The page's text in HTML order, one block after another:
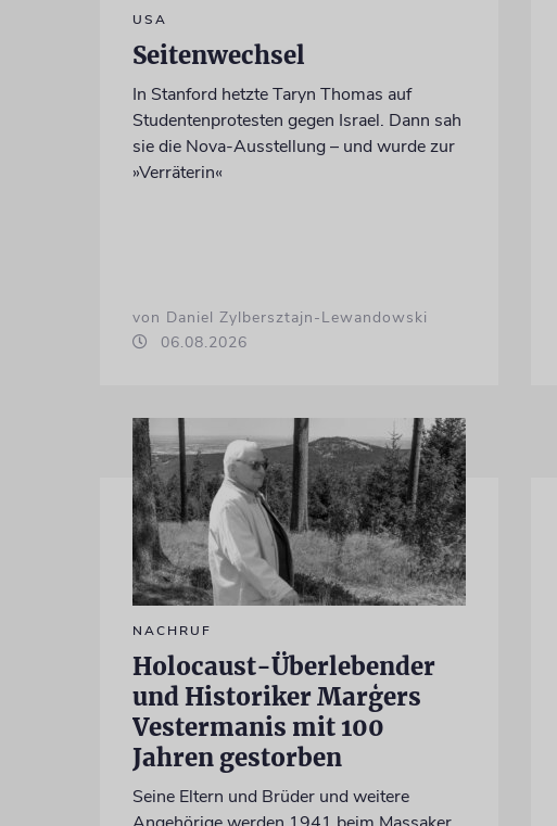
USA
Seitenwechsel
In Stanford hetzte Taryn Thomas auf
Studentenprotesten gegen Israel. Dann sah
sie die Nova-Ausstellung – und wurde zur
»Verräterin«
von Daniel Zylbersztajn-Lewandowski
06.08.2026
NACHRUF
Holocaust-Überlebender
und Historiker Marģers
Vestermanis mit 100
Jahren gestorben
Seine Eltern und Brüder und weitere